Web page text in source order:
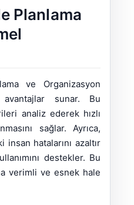
Planlama
ve Organizasyon
sunar. Bu
analiz ederek hızlı
sağlar. Ayrıca,
hatalarını azaltır
destekler. Bu
verimli ve esnek hale